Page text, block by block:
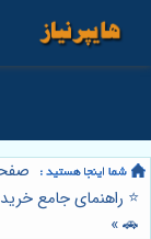
⭐️ راهنمای جامع
🚗
»